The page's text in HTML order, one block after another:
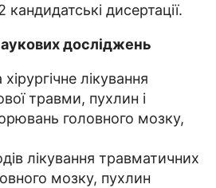
дисертації.
досліджень
лікування
травми, пухлин і
головного мозку,
лікування травматичних
мозку, пухлин